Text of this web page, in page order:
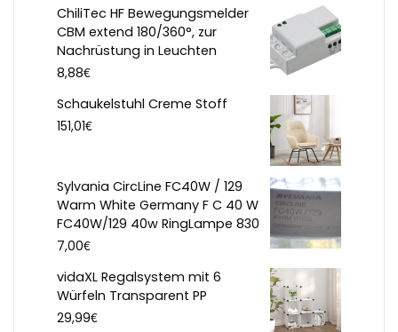
ChiliTec HF Bewegungsmelder
CBM extend 180/360°, zur
Nachrüstung in Leuchten
8,88€
Schaukelstuhl Creme Stoff
151,01€
Sylvania CircLine FC40W / 129
Warm White Germany F C 40 W
FC40W/129 40w RingLampe 830
7,00€
vidaXL Regalsystem mit 6
Würfeln Transparent PP
29,99€